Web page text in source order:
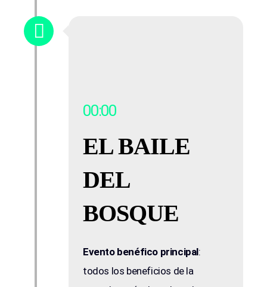
00:00
EL BAILE
DEL
BOSQUE
Evento benéfico principal:
todos los beneficios de la